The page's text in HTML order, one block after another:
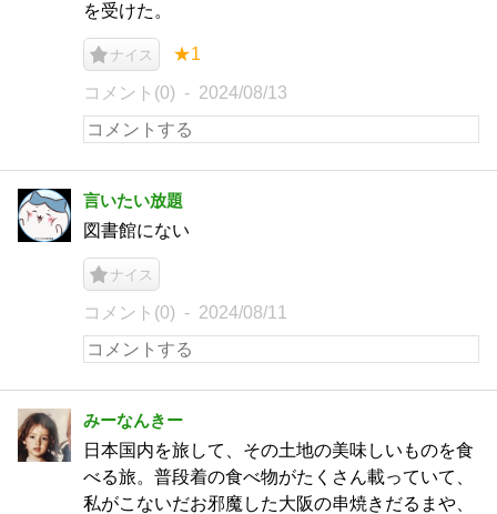
を受けた。
ナイス ★1
コメント(0) 2024/08/13
言いたい放題
図書館にない
ナイス
コメント(0) 2024/08/11
みーなんきー
日本国内を旅して、その土地の美味しいものを食
べる旅。普段着の食べ物がたくさん載っていて、
私がこないだお邪魔した大阪の串焼きだるまや、